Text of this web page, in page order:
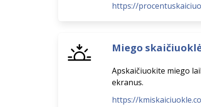
https://
Miego
Apskaičiuokite miego
ekranus.
https://